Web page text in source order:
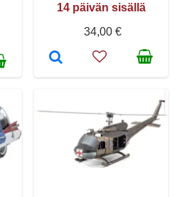
14 päivän sisällä
34,00 €